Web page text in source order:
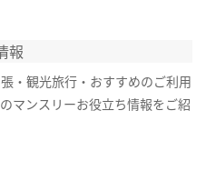
報
・観光旅行・おすすめのご利用
マンスリーお役立ち情報をご紹